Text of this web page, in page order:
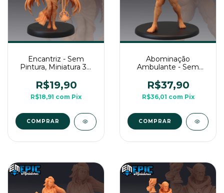
Encantriz - Sem
Pintura, Miniatura 3D
Mesa
R$19,90
R$18,91 com Pix
COMPRAR
Abominação
Ambulante - Sem
Grande Para Rpg de
Mesa
R$37,90
R$36,01 com Pix